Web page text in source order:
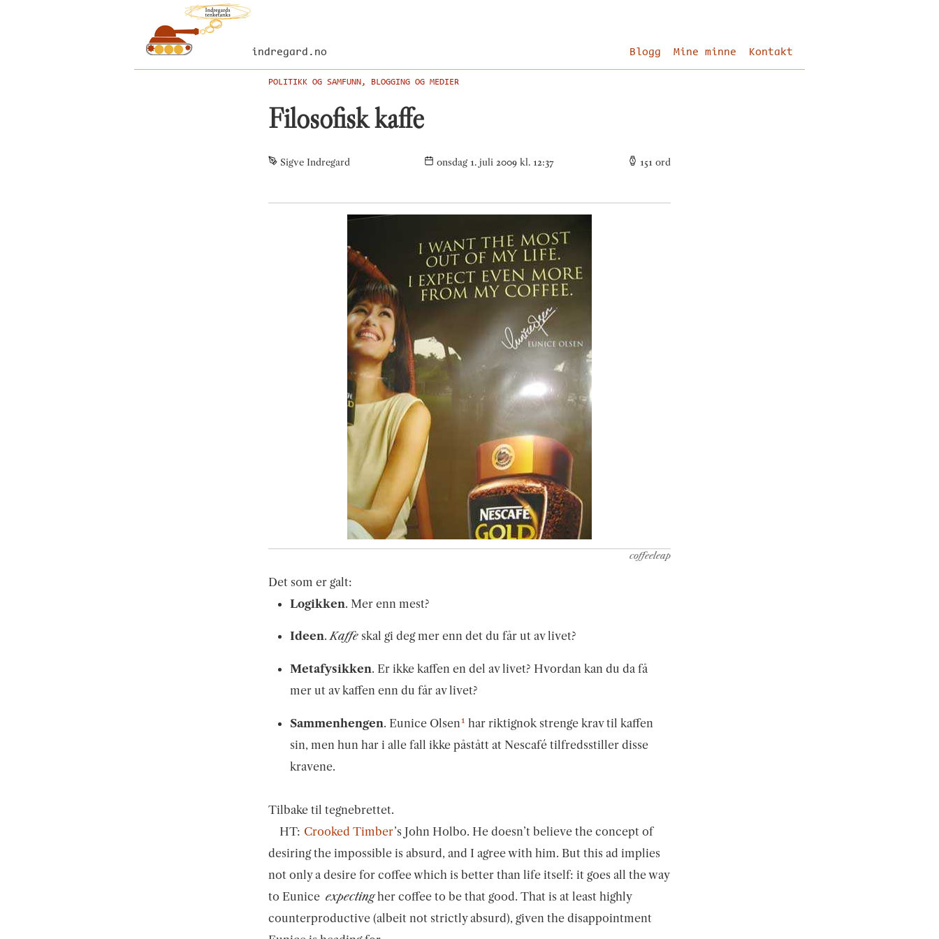
indregard.no Blogg Mine minne Kontakt
POLITIKK OG SAMFUNN, BLOGGING OG MEDIER
Filosofisk kaffe
Sigve Indregard onsdag 1. juli 2009 kl. 12:37 151 ord
coffeeleap
Det som er galt:
Logikken. Mer enn mest?
Ideen.Kaffe skal gi deg mer enn det du får ut av livet?
Metafysikken. Er ikke kaffen en del av livet? Hvordan kan du da få
mer ut av kaffen enn du får av livet?
Sammenhengen. Eunice Olsen1 har riktignok strenge krav til kaffen
sin, men hun har i alle fall ikke påstått at Nescafé tilfredsstiller disse
kravene.
Tilbake til tegnebrettet.
HT: Crooked Timber’s John Holbo. He doesn’t believe the concept of
desiring the impossible is absurd, and I agree with him. But this ad implies
not only a desire for coffee which is better than life itself: it goes all the way
to Eunice expectingher coffee to be that good. That is at least highly
counterproductive (albeit not strictly absurd), given the disappointment